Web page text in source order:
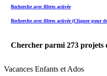
Recherche avec filtres activée
Recherche avec filtres activée (Cliquer pour
Chercher parmi 273 projets
Vacances Enfants et Ados